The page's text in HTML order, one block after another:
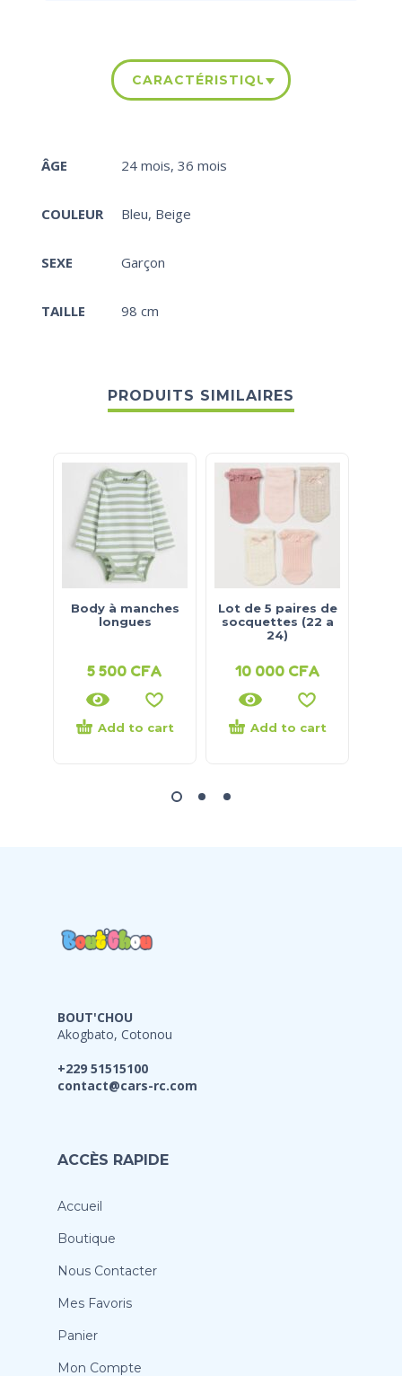
CARACTÉRISTIQUES
ÂGE 24 mois, 36 mois
COULEUR Bleu, Beige
SEXE Garçon
TAILLE 98 cm
PRODUITS SIMILAIRES
Body à manches
longues
5 500 CFA
Add to cart
Lot de 5 paires de
socquettes (22 a
24)
10 000 CFA
Add to cart
BOUT'CHOU
Akogbato, Cotonou
+229 51515100
contact@cars-rc.com
ACCÈS RAPIDE
Accueil
Boutique
Nous Contacter
Mes Favoris
Panier
Mon Compte